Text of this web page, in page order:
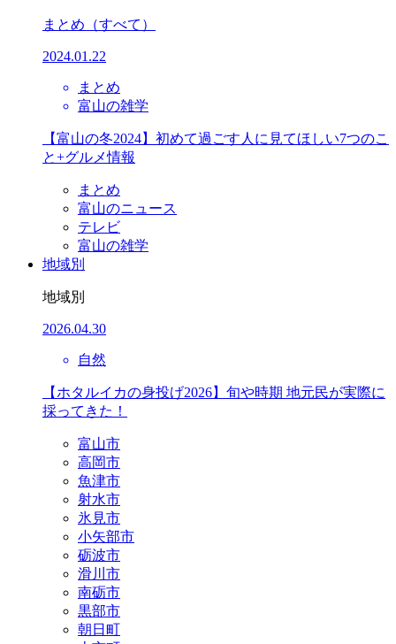
まとめ （すべて）
2024.01.22
まとめ
富山の雑学
【富山の冬2024】初めて過ごす人に見てほしい7つのこ
と+グルメ情報
まとめ
富山のニュース
テレビ
富山の雑学
地域別
地域別
2026.04.30
自然
【ホタルイカの身投げ2026】旬や時期 地元民が実際に
採ってきた！
富山市
高岡市
魚津市
射水市
氷見市
小矢部市
砺波市
滑川市
南砺市
黒部市
朝日町